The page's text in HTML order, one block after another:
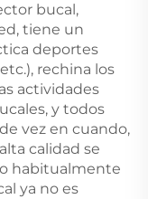
bucal,
tiene un
deportes
rechina los
actividades
y todos
vez en cuando,
calidad se
habitualmente
ya no es